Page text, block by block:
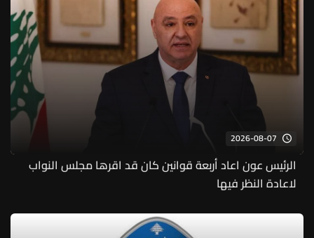
2026-08-07
الرئيس عون اعاد أربعة قوانين كان قد اقرها مجلس النواب
لاعادة النظر فيها